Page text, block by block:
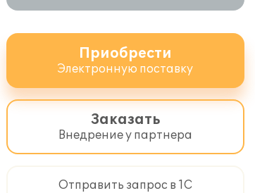
Приобрести
Электронную поставку
Заказать
Внедрение у партнера
Отправить запрос в 1С